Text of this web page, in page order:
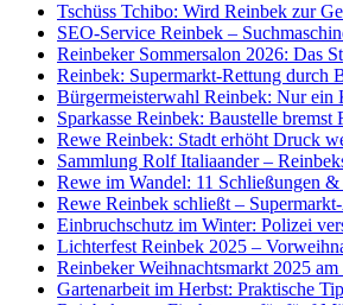
Tschüss Tchibo: Wird Reinbek zur
SEO-Service Reinbek –
Reinbeker Sommersalon 2026: Das
Reinbek: Supermarkt-Rettung durch
Bürgermeisterwahl Reinbek: Nur ein
Sparkasse Reinbek: Baustelle bremst
Rewe Reinbek: Stadt erhöht Druck
Sammlung Rolf Italiaander –
Rewe im Wandel: 11 Schließungen
Rewe Reinbek schließt –
Einbruchschutz im Winter: Polizei
Lichterfest Reinbek 2025 –
Reinbeker Weihnachtsmarkt 2025
Gartenarbeit im Herbst: Praktische